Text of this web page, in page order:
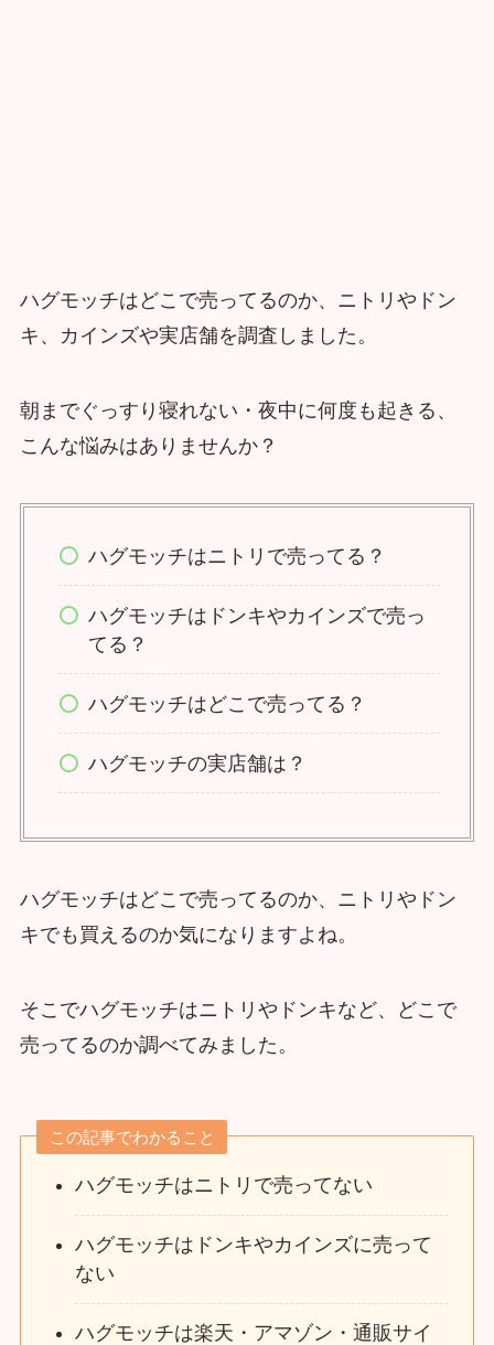
ハグモッチはどこで売ってるのか、ニトリやドン
キ、カインズや実店舗を調査しました。
朝までぐっすり寝れない・夜中に何度も起きる、
こんな悩みはありませんか？
ハグモッチはニトリで売ってる？
ハグモッチはドンキやカインズで売っ
てる？
ハグモッチはどこで売ってる？
ハグモッチの実店舗は？
ハグモッチはどこで売ってるのか、ニトリやドン
キでも買えるのか気になりますよね。
そこでハグモッチはニトリやドンキなど、どこで
売ってるのか調べてみました。
この記事でわかること
ハグモッチはニトリで売ってない
ハグモッチはドンキやカインズに売って
ない
ハグモッチは楽天・アマゾン・通販サイ